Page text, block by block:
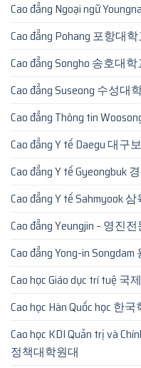
Cao đẳng Ngoại ngữ
Cao đẳng Pohang 포항대
Cao đẳng Songho 송호대학
Cao đẳng Suseong 수성대
Cao đẳng Thông tin
Cao đẳng Y tế Daegu 대구
Cao đẳng Y tế Gyeongbuk
Cao đẳng Y tế Sahmyook
Cao đẳng Yeungjin – 영진
Cao đẳng Yong-in
Cao học Giáo dục trí tuệ
Cao học Hàn Quốc học 한
Cao học KDI Quản trị và
정책대학원대